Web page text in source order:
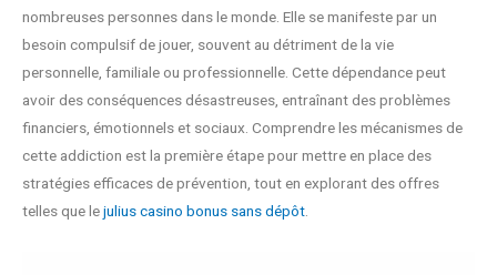
nombreuses personnes dans le monde. Elle se manifeste par un
besoin compulsif de jouer, souvent au détriment de la vie
personnelle, familiale ou professionnelle. Cette dépendance peut
avoir des conséquences désastreuses, entraînant des problèmes
financiers, émotionnels et sociaux. Comprendre les mécanismes de
cette addiction est la première étape pour mettre en place des
stratégies efficaces de prévention, tout en explorant des offres
telles que lejulius casino bonus sans dépôt.